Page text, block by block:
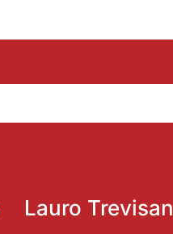
Lauro Trevisan